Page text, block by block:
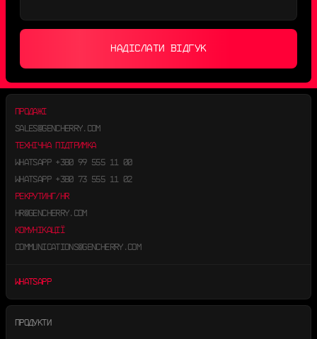
НАДІСЛАТИ ВІДГУК
ПРОДУКТИ
ПРОДАЖІ
SALES@GENCHERRY.COM
ТЕХНІЧНА ПІДТРИМКА
WHATSAPP +380 99 555 11 00
WHATSAPP +380 73 555 11 02
РЕКРУТИНГ/HR
HR@GENCHERRY.COM
КОМУНІКАЦІЇ
COMMUNICATIONS@GENCHERRY.COM
WHATSAPP